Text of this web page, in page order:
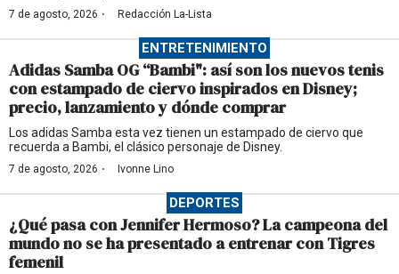
7 de agosto, 2026 · Redacción La-Lista
ENTRETENIMIENTO
Adidas Samba OG “Bambi": así son los nuevos tenis
con estampado de ciervo inspirados en Disney;
precio, lanzamiento y dónde comprar
Los adidas Samba esta vez tienen un estampado de ciervo que
recuerda a Bambi, el clásico personaje de Disney.
7 de agosto, 2026 · Ivonne Lino
DEPORTES
¿Qué pasa con Jennifer Hermoso? La campeona del
mundo no se ha presentado a entrenar con Tigres
femenil